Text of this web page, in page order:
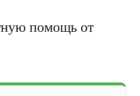
помощь от